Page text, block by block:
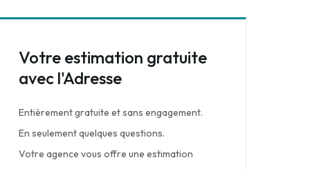
Votre estimation gratuite
avec l'Adresse
Entièrement gratuite et sans engagement.
En seulement quelques questions.
Votre agence vous offre une estimation